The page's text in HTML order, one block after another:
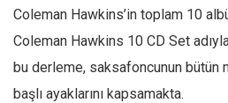
Bu Sayı
Kategoriler
Coleman Hawkins’in toplam 10
Coleman Hawkins 10 CD Set
bu derleme, saksafoncunun bütün
başlı ayaklarını kapsamakta.